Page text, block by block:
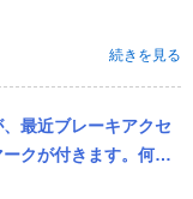
続きを見る
最近ブレーキアクセ
クが付きます。何故
れた日産 デイズルー